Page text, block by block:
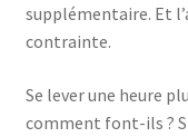
supplémentaire. Et
contrainte.
Se lever une heure
comment font-ils ?